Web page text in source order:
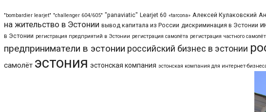
"bombardier learjet" "challenger 604/605" "panaviatic" Learjet 60 «tarcona» Алексей Кулаковский
на жительство в Эстонии вывод капитала из России дискриминация в Эстонии
в Эстонии регистрация предприятий в Эстонии регистрация самолёта регистрация частного
предприниматели в эстонии российский бизнес в эстонии
самолёт эстония эстонская компания эстонская компания для интернет-